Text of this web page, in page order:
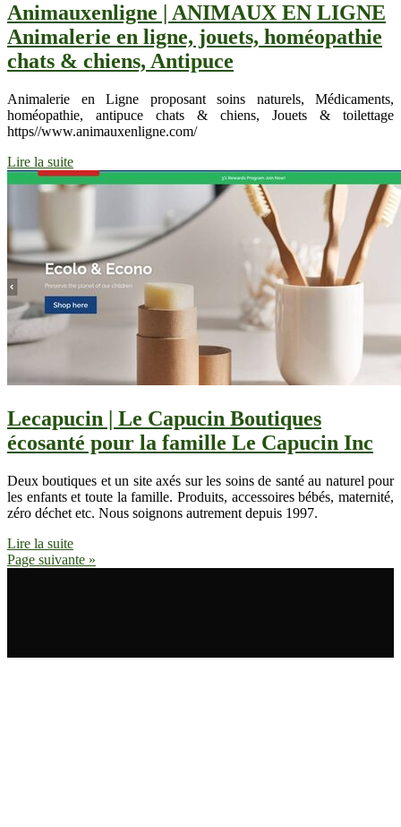
Animau­xen­lig­ne | ANIMAUX EN LIGNE
Animalerie en ligne, jouets, homéopathie
chats & chiens, Antipuce
Animalerie en Ligne proposant soins naturels, Médicaments,
homéopathie, antipuce chats & chiens, Jouets & toilettage
https//www.animauxenligne.com/
Lire la suite
Lecapucin | Le Capucin Boutiques
écosanté pour la famille Le Capucin Inc
Deux boutiques et un site axés sur les soins de santé au naturel pour
les enfants et toute la famille. Produits, accessoires bébés, maternité,
zéro déchet etc. Nous soignons autrement depuis 1997.
Lire la suite
Page suivante »